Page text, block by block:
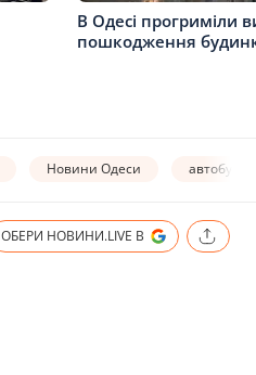
В Одесі прогриміли
пошкодження
Новини Одеси автобуси
ОБЕРИ НОВИНИ.LIVE В